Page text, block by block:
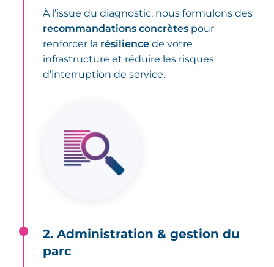
À l’issue du diagnostic, nous formulons des
recommandations concrètes pour
renforcer la résilience de votre
infrastructure et réduire les risques
d’interruption de service.
2. Administration & gestion du
parc